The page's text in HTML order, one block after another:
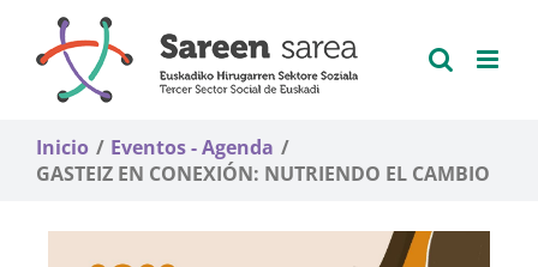
contenido
Inicio
Eventos - Agenda
GASTEIZ EN CONEXIÓN: NUTRIENDO EL CAMBIO